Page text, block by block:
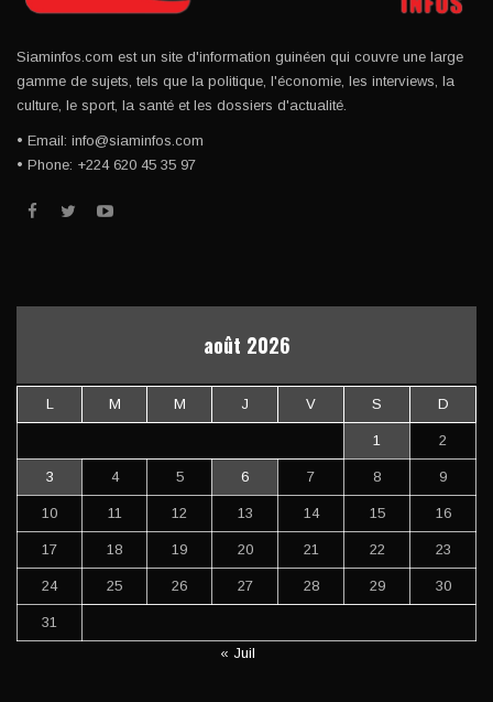
Siaminfos.com est un site d'information guinéen qui couvre une large
gamme de sujets, tels que la politique, l'économie, les interviews, la
culture, le sport, la santé et les dossiers d'actualité.
• Email: info@siaminfos.com
• Phone: +224 620 45 35 97
août 2026
L M M J V S D
1 2
3 4 5 6 7 8 9
10 11 12 13 14 15 16
17 18 19 20 21 22 23
24 25 26 27 28 29 30
31
« Juil